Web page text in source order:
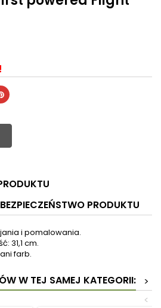
BEZPIECZEŃSTWO PRODUKTU
i pomalowania.
31,1 cm.
farb.
W TEJ SAMEJ KATEGORII:
>
<